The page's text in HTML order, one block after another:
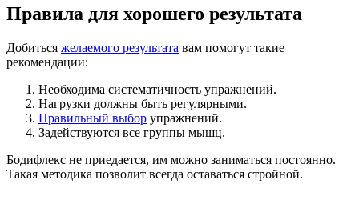
Правила для хорошего результата
Добиться желаемого результата вам помогут такие
рекомендации:
Необходима систематичность упражнений.
Нагрузки должны быть регулярными.
Правильный выбор упражнений.
Задействуются все группы мышц.
Бодифлекс не приедается, им можно заниматься постоянно.
Такая методика позволит всегда оставаться стройной.